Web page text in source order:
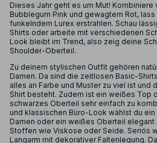
Dieses Jahr geht es um Mut! Kombiniere
Bubblegum Pink und gewagtem Rot,
funkelndem Lurex erstrahlen. Schau
Shirts oder arbeite mit verschiedenen
Look bleibt im Trend, also zeig deine
Shoulder-Oberteil.
Zu deinem stylischen Outfit gehören
Damen. Da sind die zeitlosen Basic-
alles an Farbe und Muster zu viel ist und
Shirt besteht. Zudem ist ein weißes Top
schwarzes Oberteil sehr einfach zu
und klassischen Büro-Look wählst du
Damen oder ein weißes Oberteil
Stoffen wie Viskose oder Seide. Seriös
Langarm mit dekorativer Faltenlegung.